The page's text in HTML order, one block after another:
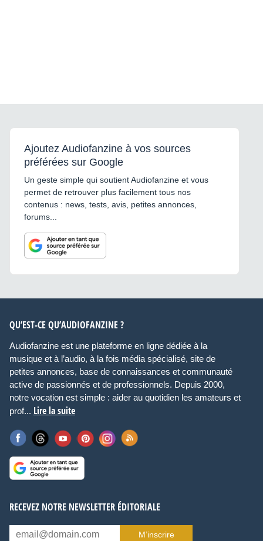
Ajoutez Audiofanzine à vos sources
préférées sur Google
Un geste simple qui soutient Audiofanzine et vous
permet de retrouver plus facilement tous nos
contenus : news, tests, avis, petites annonces,
forums...
QU’EST-CE QU’AUDIOFANZINE ?
Audiofanzine est une plateforme en ligne dédiée à la
musique et à l’audio, à la fois média spécialisé, site de
petites annonces, base de connaissances et communauté
active de passionnés et de professionnels. Depuis 2000,
notre vocation est simple : aider au quotidien les amateurs et
prof... Lire la suite
RECEVEZ NOTRE NEWSLETTER ÉDITORIALE
M’inscrire